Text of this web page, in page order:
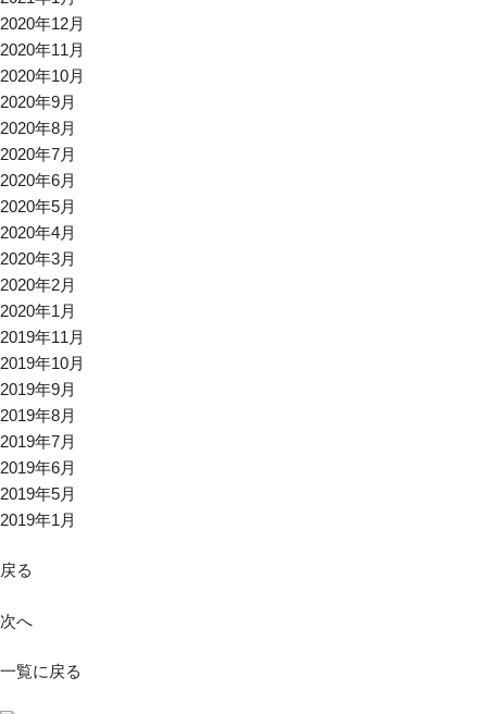
2020年12月
2020年11月
2020年10月
2020年9月
2020年8月
2020年7月
2020年6月
2020年5月
2020年4月
2020年3月
2020年2月
2020年1月
2019年11月
2019年10月
2019年9月
2019年8月
2019年7月
2019年6月
2019年5月
2019年1月
戻る
次へ
一覧に戻る